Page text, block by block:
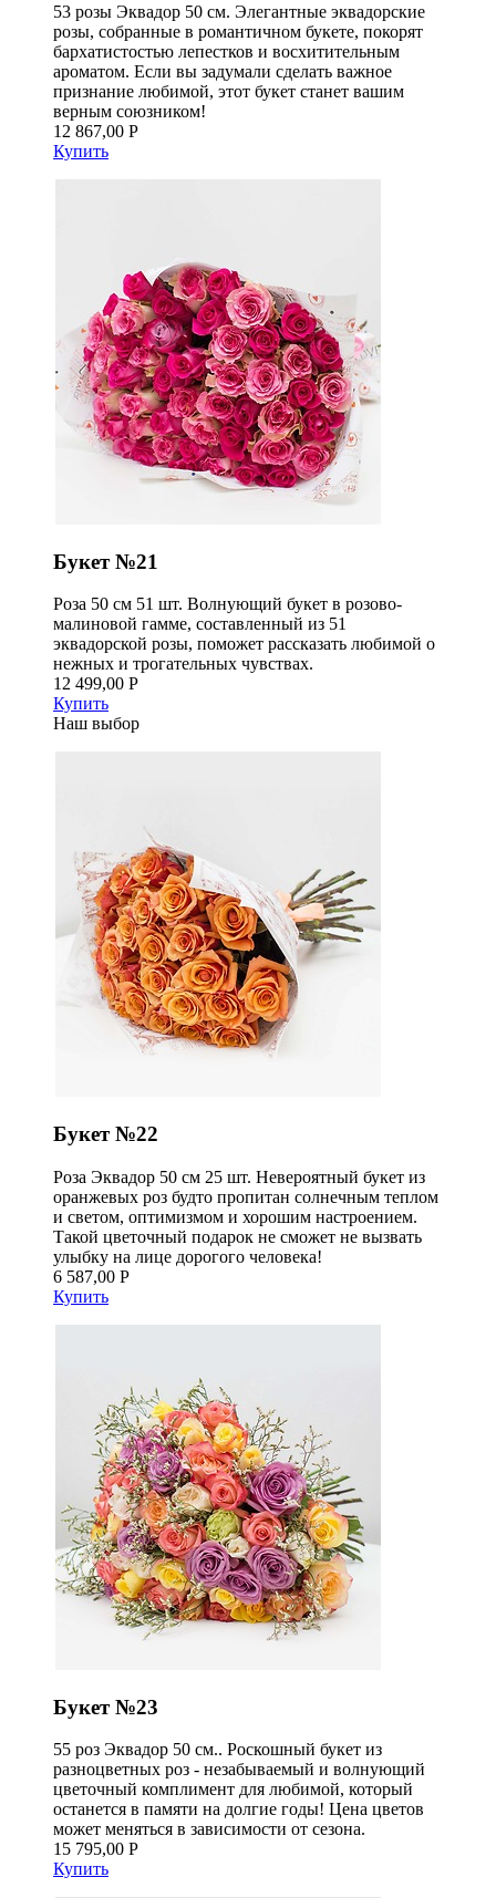
53 розы Эквадор 50 см. Элегантные эквадорские
розы, собранные в романтичном букете, покорят
бархатистостью лепестков и восхитительным
ароматом. Если вы задумали сделать важное
признание любимой, этот букет станет вашим
верным союзником!
12 867,00 Р
Купить
Букет №21
Роза 50 см 51 шт. Волнующий букет в розово-
малиновой гамме, составленный из 51
эквадорской розы, поможет рассказать любимой о
нежных и трогательных чувствах.
12 499,00 Р
Купить
Наш выбор
Букет №22
Роза Эквадор 50 см 25 шт. Невероятный букет из
оранжевых роз будто пропитан солнечным теплом
и светом, оптимизмом и хорошим настроением.
Такой цветочный подарок не сможет не вызвать
улыбку на лице дорогого человека!
6 587,00 Р
Купить
Букет №23
55 роз Эквадор 50 см.. Роскошный букет из
разноцветных роз - незабываемый и волнующий
цветочный комплимент для любимой, который
останется в памяти на долгие годы! Цена цветов
может меняться в зависимости от сезона.
15 795,00 Р
Купить